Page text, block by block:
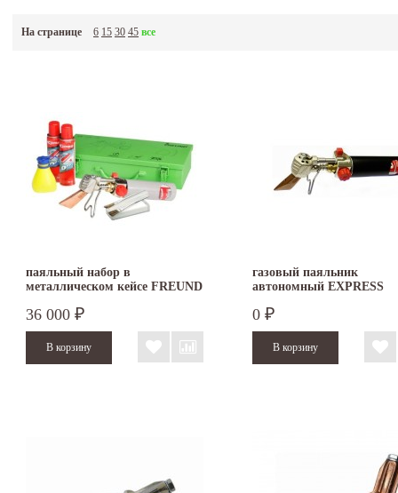
На странице 6 15 30 45 все
паяльный набор в
металлическом кейсе FREUND
36 000 ₽
газовый паяльник
автономный EXPRESS
0 ₽